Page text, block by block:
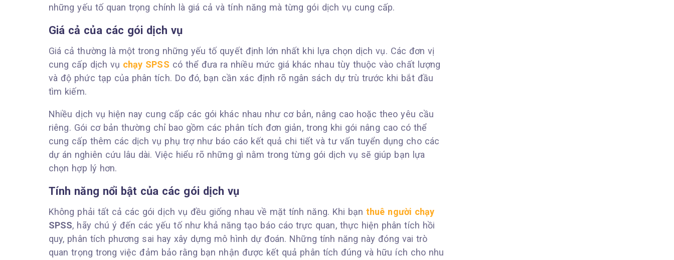
những yếu tố quan trọng chính là giá cả và tính năng mà từng gói dịch vụ cung cấp.
Giá cả của các gói dịch vụ
Giá cả thường là một trong những yếu tố quyết định lớn nhất khi lựa chọn dịch vụ. Các đơn vị
cung cấp dịch vụ chạy SPSS có thể đưa ra nhiều mức giá khác nhau tùy thuộc vào chất lượng
và độ phức tạp của phân tích. Do đó, bạn cần xác định rõ ngân sách dự trù trước khi bắt đầu
tìm kiếm.
Nhiều dịch vụ hiện nay cung cấp các gói khác nhau như cơ bản, nâng cao hoặc theo yêu cầu
riêng. Gói cơ bản thường chỉ bao gồm các phân tích đơn giản, trong khi gói nâng cao có thể
cung cấp thêm các dịch vụ phụ trợ như báo cáo kết quả chi tiết và tư vấn tuyển dụng cho các
dự án nghiên cứu lâu dài. Việc hiểu rõ những gì nằm trong từng gói dịch vụ sẽ giúp bạn lựa
chọn hợp lý hơn.
Tính năng nổi bật của các gói dịch vụ
Không phải tất cả các gói dịch vụ đều giống nhau về mặt tính năng. Khi bạn thuê người chạy
SPSS, hãy chú ý đến các yếu tố như khả năng tạo báo cáo trực quan, thực hiện phân tích hồi
quy, phân tích phương sai hay xây dựng mô hình dự đoán. Những tính năng này đóng vai trò
quan trọng trong việc đảm bảo rằng bạn nhận được kết quả phân tích đúng và hữu ích cho nhu